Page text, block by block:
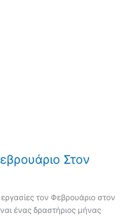
Στον
τον Φεβρουάριο στον
ένας δραστήριος μήνας